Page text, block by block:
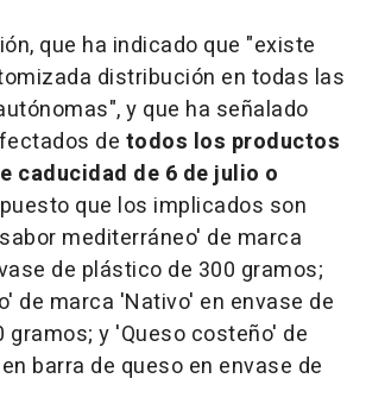
que ha indicado que "existe
distribución en todas las
y que ha señalado
de todos los productos
caducidad de 6 de julio o
que los implicados son
mediterráneo' de marca
de plástico de 300 gramos;
de marca 'Nativo' en envase de
gramos; y 'Queso costeño' de
barra de queso en envase de